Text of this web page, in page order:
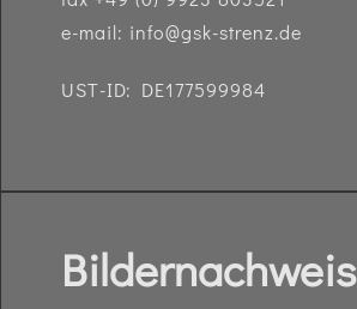
e-mail: info@gsk-strenz.de
UST-ID: DE177599984
Bildernachweis